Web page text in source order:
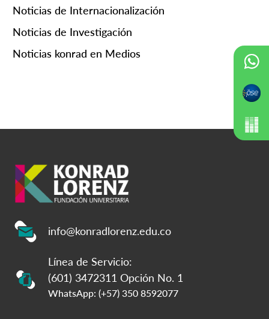
Noticias de Internacionalización
Noticias de Investigación
Noticias konrad en Medios
info@konradlorenz.edu.co
Línea de Servicio:
(601) 3472311 Opción No. 1
WhatsApp: (+57) 350 8592077